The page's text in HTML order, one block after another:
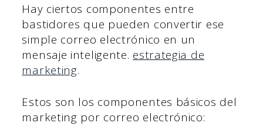
Hay ciertos componentes entre
bastidores que pueden convertir ese
simple correo electrónico en un
mensaje inteligente. estrategia de
marketing.
Estos son los componentes básicos del
marketing por correo electrónico: